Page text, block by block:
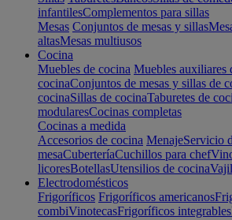
infantilesComplementos para sillas
Mesas Conjuntos de mesas y sillas
altasMesas multiusos
Cocina
Muebles de cocina Muebles auxiliares
cocinaConjuntos de mesas y sillas de
cocinaSillas de cocinaTaburetes de
modularesCocinas completas
Cocinas a medida
Accesorios de cocina MenajeServicio
mesaCuberteríaCuchillos para chef
licoresBotellasUtensilios de cocina
Electrodomésticos
Frigoríficos Frigoríficos americanos
combiVinotecasFrigoríficos integrables